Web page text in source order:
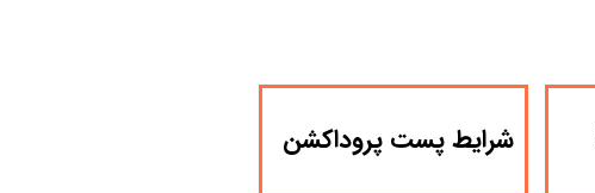
​شرایط پست پروداکشن